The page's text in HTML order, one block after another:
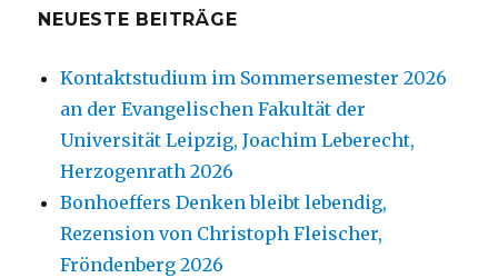
NEUESTE BEITRÄGE
Kontaktstudium im Sommersemester 2026
an der Evangelischen Fakultät der
Universität Leipzig, Joachim Leberecht,
Herzogenrath 2026
Bonhoeffers Denken bleibt lebendig,
Rezension von Christoph Fleischer,
Fröndenberg 2026